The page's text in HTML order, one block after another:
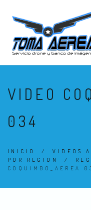
VIDEO
034
INICIO /VIDEOS
POR REGION
/
COQUIMBO_AEREA